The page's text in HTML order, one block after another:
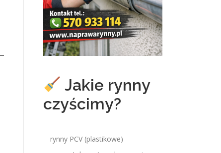
Jakie rynny
czyścimy?
rynny PCV (plastikowe)